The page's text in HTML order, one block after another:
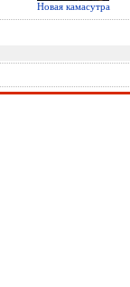
Новая камасутра